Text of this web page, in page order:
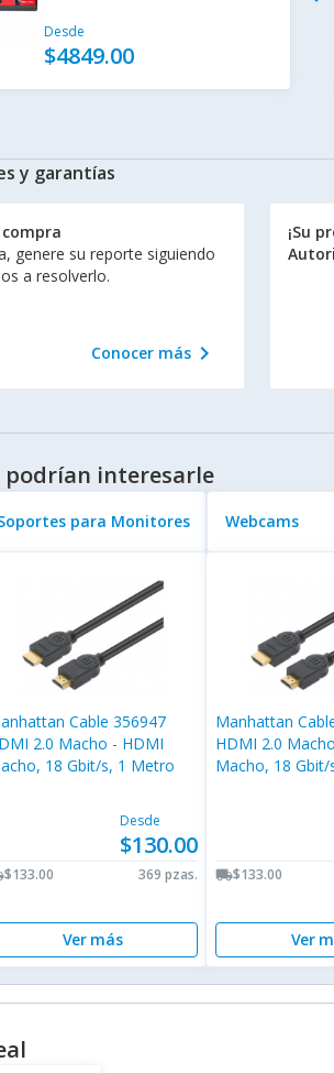
Desde
$4849.00
y garantías
genere su reporte siguiendo
a resolverlo.
Conocer máschevron_right
¡Su
podrían interesarle
para Monitores Webcams
Cable 356947
2.0 Macho - HDMI
18 Gbit/s, 1 Metro
Desde
$130.00
$133.00 369 pzas.
Ver más
Manhattan
HDMI 2.0
Macho, 18
local_shipping$133.00
Ver